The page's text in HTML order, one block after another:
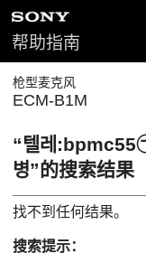
帮助指南
枪型麦克风
ECM-B1M
“텔레:bpmc55
병”的搜索结果
找不到任何结果。
搜索提示：